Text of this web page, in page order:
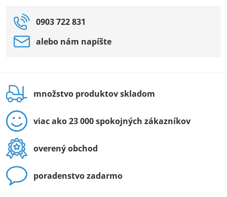
0903 722 831
alebo nám napíšte
množstvo produktov skladom
viac ako 23 000 spokojných zákazníkov
overený obchod
poradenstvo zadarmo